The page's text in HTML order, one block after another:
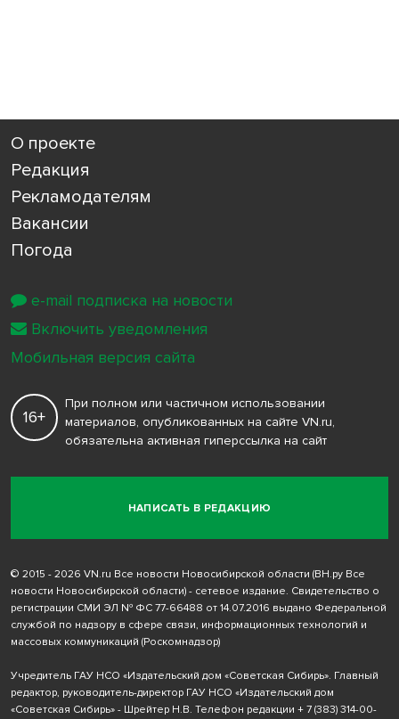
О проекте
Редакция
Рекламодателям
Вакансии
Погода
НАПИСАТЬ В РЕДАКЦИЮ
16+
При полном или частичном использовании
материалов, опубликованных на сайте VN.ru,
обязательна активная гиперссылка на сайт
© 2015 - 2026 VN.ru Все новости Новосибирской области (ВН.ру Все
новости Новосибирской области) - сетевое издание. Свидетельство о
регистрации СМИ ЭЛ № ФС 77-66488 от 14.07.2016 выдано Федеральной
службой по надзору в сфере связи, информационных технологий и
массовых коммуникаций (Роскомнадзор)
Учредитель ГАУ НСО «Издательский дом «Советская Сибирь». Главный
редактор, руководитель-директор ГАУ НСО «Издательский дом
«Советская Сибирь» - Шрейтер Н.В. Телефон редакции + 7 (383) 314-00-
e-mail подписка на новости
Включить уведомления
Мобильная версия сайта